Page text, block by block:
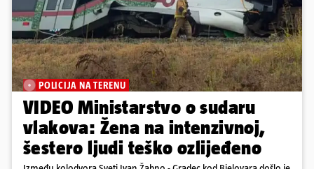
POLICIJA NA TERENU
VIDEO Ministarstvo o sudaru
vlakova: Žena na intenzivnoj,
šestero ljudi teško ozlijeđeno